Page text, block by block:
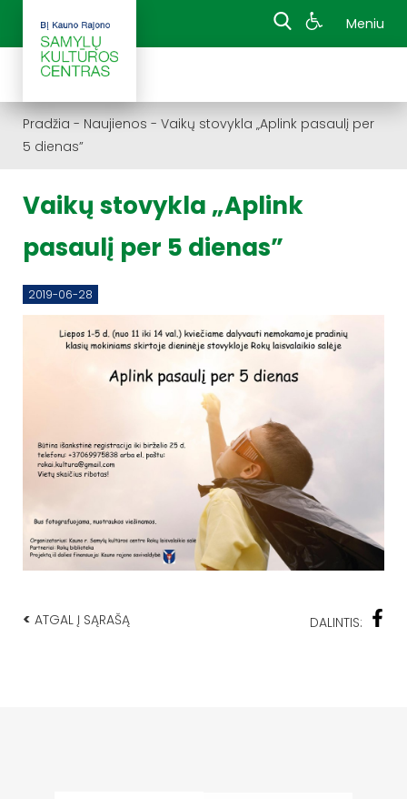
Meniu
Pradžia - Naujienos - Vaikų stovykla „Aplink pasaulį per
5 dienas”
Vaikų stovykla „Aplink
pasaulį per 5 dienas”
2019-06-28
< ATGAL Į SĄRAŠĄ DALINTIS: